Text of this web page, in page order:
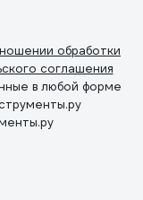
обработки
соглашения
в любой форме